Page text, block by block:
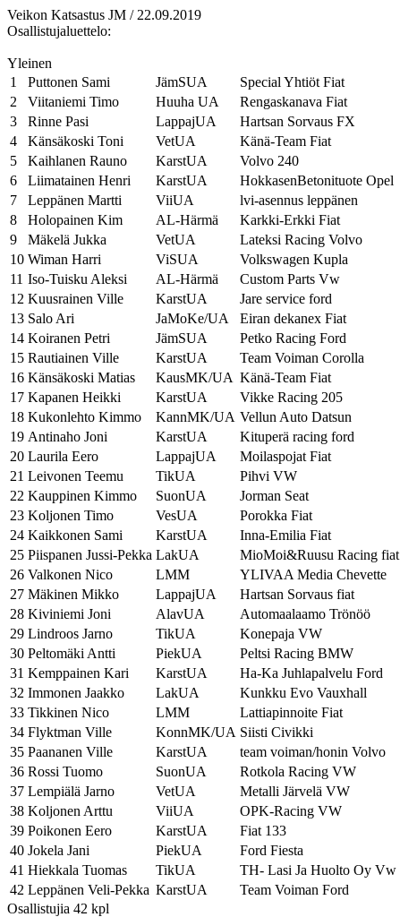
Veikon Katsastus JM / 22.09.2019
Osallistujaluettelo:
Yleinen
1
Puttonen Sami JämSUA
Special Yhtiöt Fiat
2
Viitaniemi Timo Huuha UA
Rengaskanava Fiat
3
Rinne Pasi LappajUA
Hartsan Sorvaus FX
4
Känsäkoski Toni VetUA
Känä-Team Fiat
5
Kaihlanen Rauno KarstUA
Volvo 240
6
Liimatainen Henri KarstUA
HokkasenBetonituote Opel
7
Leppänen Martti ViiUA
lvi-asennus leppänen
8
Holopainen Kim AL-Härmä
Karkki-Erkki Fiat
9
Mäkelä Jukka VetUA
Lateksi Racing Volvo
10 Wiman Harri ViSUA
Volkswagen Kupla
11 Iso-Tuisku Aleksi AL-Härmä
Custom Parts Vw
12 Kuusrainen Ville KarstUA
Jare service ford
13 Salo Ari JaMoKe/UA
Eiran dekanex Fiat
14 Koiranen Petri JämSUA
Petko Racing Ford
15 Rautiainen Ville KarstUA
Team Voiman Corolla
16 Känsäkoski Matias KausMK/UA Känä-Team Fiat
17 Kapanen Heikki KarstUA
Vikke Racing 205
18 Kukonlehto Kimmo KannMK/UA Vellun Auto Datsun
19 Antinaho Joni KarstUA
Kituperä racing ford
20 Laurila Eero LappajUA
Moilaspojat Fiat
21 Leivonen Teemu TikUA
Pihvi VW
22 Kauppinen Kimmo SuonUA
Jorman Seat
23 Koljonen Timo VesUA
Porokka Fiat
24 Kaikkonen Sami KarstUA
Inna-Emilia Fiat
25 Piispanen Jussi-Pekka LakUA
MioMoi&Ruusu Racing fiat
26 Valkonen Nico LMM
YLIVAA Media Chevette
27 Mäkinen Mikko LappajUA
Hartsan Sorvaus fiat
28 Kiviniemi Joni AlavUA
Automaalaamo Trönöö
29 Lindroos Jarno TikUA
Konepaja VW
30 Peltomäki Antti PiekUA
Peltsi Racing BMW
31 Kemppainen Kari KarstUA
Ha-Ka Juhlapalvelu Ford
32 Immonen Jaakko LakUA
Kunkku Evo Vauxhall
33 Tikkinen Nico LMM
Lattiapinnoite Fiat
34 Flyktman Ville KonnMK/UA Siisti Civikki
35 Paananen Ville KarstUA
team voiman/honin Volvo
36 Rossi Tuomo SuonUA
Rotkola Racing VW
37 Lempiälä Jarno VetUA
Metalli Järvelä VW
38 Koljonen Arttu ViiUA
OPK-Racing VW
39 Poikonen Eero KarstUA
Fiat 133
40 Jokela Jani PiekUA
Ford Fiesta
41 Hiekkala Tuomas TikUA
TH- Lasi Ja Huolto Oy Vw
42 Leppänen Veli-Pekka KarstUA
Team Voiman Ford
Osallistujia 42 kpl